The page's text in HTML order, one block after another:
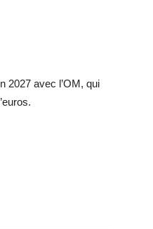
2027 avec l’OM, qui